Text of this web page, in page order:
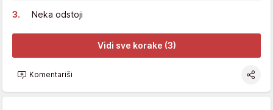
Neka odstoji
Vidi sve korake (3)
Komentariši